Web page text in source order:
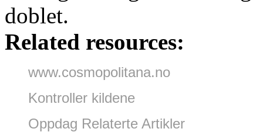
doblet.
Related resources:
www.cosmopolitana.no
Kontroller kildene
Oppdag Relaterte Artikler